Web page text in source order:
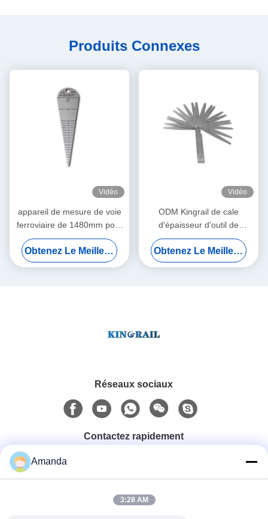
Produits Connexes
Vidéo
appareil de mesure de voie
ferroviaire de 1480mm pour
Gap commun 0,01
résolutions
Obtenez Le Meilleur Prix
Vidéo
ODM Kingrail de cale
d'épaisseur d'outil de
mesure de mesure de rail de
gamme de 0.02mmObtenez Le Meilleur Prix
Réseaux sociaux
Contactez rapidement
0086-15556982932
Amanda
3:28 AM